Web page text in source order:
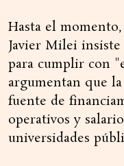
Hasta el
Javier Milei
para cumplir con
argumentan que
fuente de
operativos y
universidades